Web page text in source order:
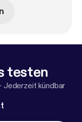
testen
· Jederzeit kündbar